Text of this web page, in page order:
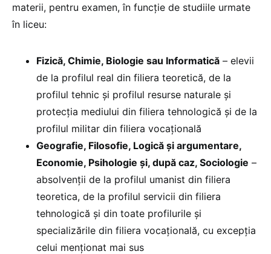
materii, pentru examen, în funcție de studiile urmate
în liceu:
Fizică, Chimie, Biologie sau Informatică – elevii
de la profilul real din filiera teoretică, de la
profilul tehnic și profilul resurse naturale și
protecția mediului din filiera tehnologică și de la
profilul militar din filiera vocațională
Geografie, Filosofie, Logică și argumentare,
Economie, Psihologie și, după caz, Sociologie –
absolvenții de la profilul umanist din filiera
teoretica, de la profilul servicii din filiera
tehnologică și din toate profilurile și
specializările din filiera vocațională, cu excepția
celui menționat mai sus